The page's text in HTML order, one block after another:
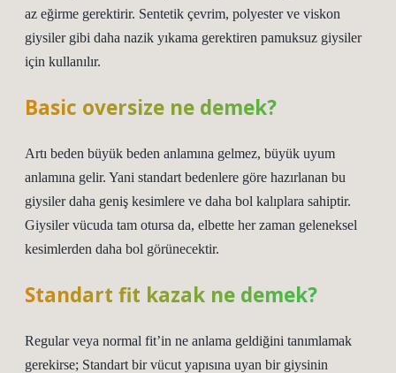
az eğirme gerektirir. Sentetik çevrim, polyester ve viskon
giysiler gibi daha nazik yıkama gerektiren pamuksuz giysiler
için kullanılır.
Basic oversize ne demek?
Artı beden büyük beden anlamına gelmez, büyük uyum
anlamına gelir. Yani standart bedenlere göre hazırlanan bu
giysiler daha geniş kesimlere ve daha bol kalıplara sahiptir.
Giysiler vücuda tam otursa da, elbette her zaman geleneksel
kesimlerden daha bol görünecektir.
Standart fit kazak ne demek?
Regular veya normal fit’in ne anlama geldiğini tanımlamak
gerekirse; Standart bir vücut yapısına uyan bir giysinin